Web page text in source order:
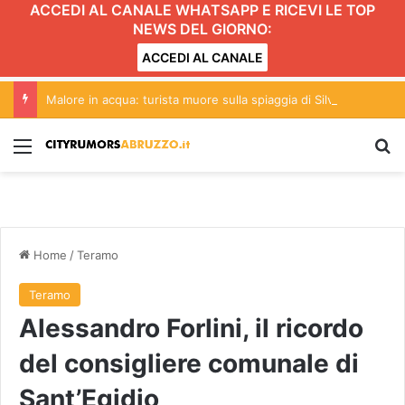
ACCEDI AL CANALE WHATSAPP E RICEVI LE TOP
NEWS DEL GIORNO:
ACCEDI AL CANALE
Malore in acqua: turista muore sulla spiaggia di Silvi
Menu
Home /Teramo
Teramo
Alessandro Forlini, il ricordo
del consigliere comunale di